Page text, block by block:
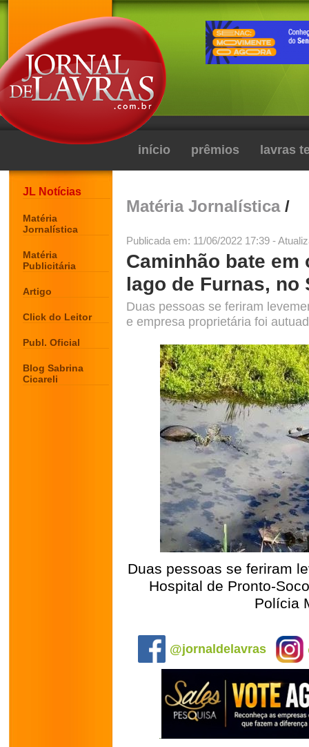
início prêmios lavras
JL Notícias
Matéria
Jornalística
Matéria
Publicitária
Artigo
Click do Leitor
Publ. Oficial
Blog Sabrina
Cicareli
Matéria Jornalística/
Publicada em: 11/06/2022 17:39 -
Caminhão bate
lago de Furnas, no
Duas pessoas se feriram
e empresa proprietária foi
Duas pessoas se feriram
Hospital de Pronto-
Polícia
@jornaldelavras